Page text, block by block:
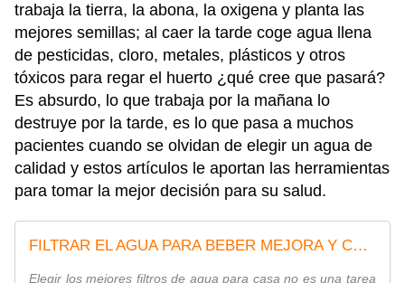
trabaja la tierra, la abona, la oxigena y planta las
mejores semillas; al caer la tarde coge agua llena
de pesticidas, cloro, metales, plásticos y otros
tóxicos para regar el huerto ¿qué cree que pasará?
Es absurdo, lo que trabaja por la mañana lo
destruye por la tarde, es lo que pasa a muchos
pacientes cuando se olvidan de elegir un agua de
calidad y estos artículos le aportan las herramientas
para tomar la mejor decisión para su salud.
FILTRAR EL AGUA PARA BEBER MEJORA Y CUIDA LA SALUD - Medicina Real D. Karim A Nesr
Elegir los mejores filtros de agua para casa no es una tarea